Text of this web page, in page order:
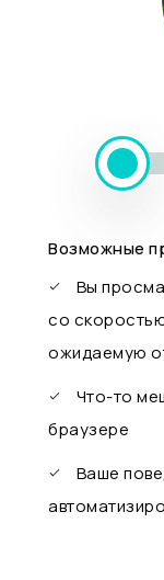
Возможные
Вы
со
ожидаемую
Что-то
браузере
Ваше